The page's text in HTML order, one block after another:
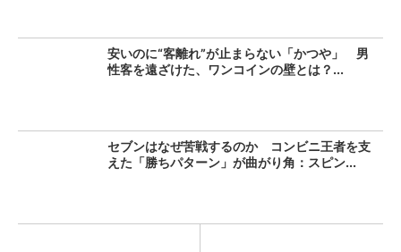
安いのに“客離れ”が止まらない「かつや」 男
性客を遠ざけた、ワンコインの壁とは？...
セブンはなぜ苦戦するのか コンビニ王者を支
えた「勝ちパターン」が曲がり角：スピン...